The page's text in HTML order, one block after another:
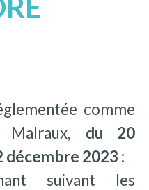
comme
du 20
décembre 2023 :
suivant les